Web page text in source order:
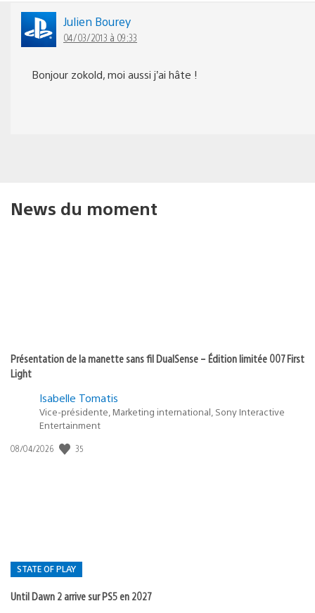
Julien Bourey
04/03/2013 à 09:33
Bonjour zokold, moi aussi j’ai hâte !
News du moment
Présentation de la manette sans fil DualSense – Édition limitée 007 First
Light
Isabelle Tomatis
Vice-présidente, Marketing international, Sony Interactive
Entertainment
Date
08/04/2026 35
STATE OF PLAY
Until Dawn 2 arrive sur PS5 en 2027